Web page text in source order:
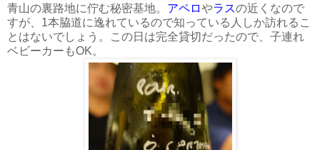
青山の裏路地に佇む秘密基地。 アペロやラスの近くなので
すが、1本脇道に逸れているので知っている人しか訪れるこ
とはないでしょう。この日は完全貸切だったので、子連れ
ベビーカーもOK。